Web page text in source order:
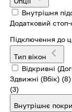
Внутрішня
Додатковий стоп-
Підключення до
Тип вікон
Відкривні
Здвижні (Вбік) (8)
(3)
Внутрішнє